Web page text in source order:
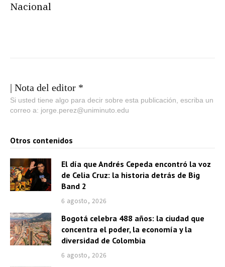
Nacional
| Nota del editor *
Si usted tiene algo para decir sobre esta publicación, escriba un
correo a: jorge.perez@uniminuto.edu
Otros contenidos
El día que Andrés Cepeda encontró la voz
de Celia Cruz: la historia detrás de Big
Band 2
6 agosto, 2026
Bogotá celebra 488 años: la ciudad que
concentra el poder, la economía y la
diversidad de Colombia
6 agosto, 2026